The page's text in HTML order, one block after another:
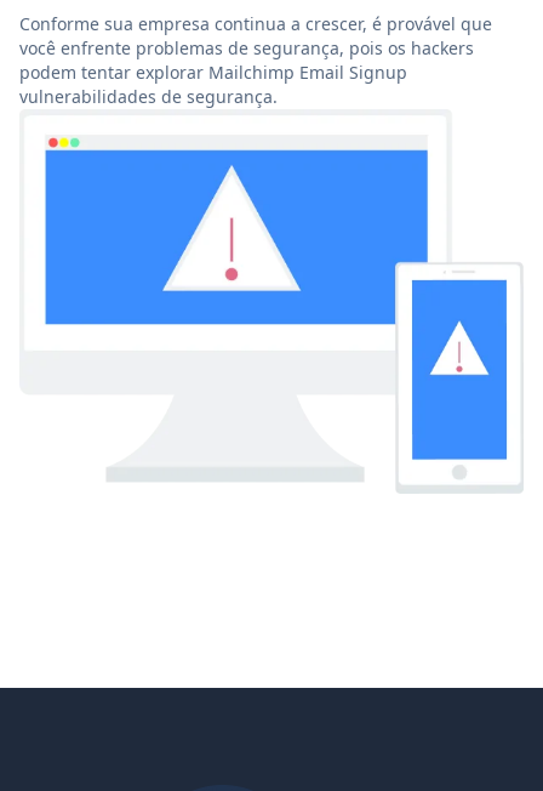
Conforme sua empresa continua a crescer, é provável que
você enfrente problemas de segurança, pois os hackers
podem tentar explorar Mailchimp Email Signup
vulnerabilidades de segurança.